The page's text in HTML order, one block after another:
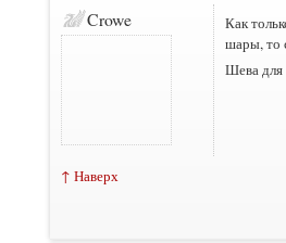
Crowe
Как
шары, то
Шева
↑ Наверх